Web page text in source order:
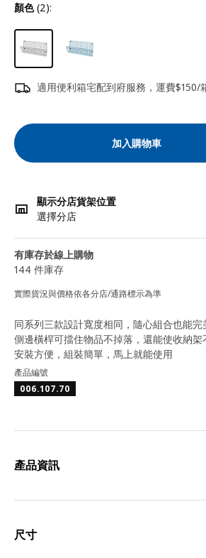
顏色(2):
適用便利箱宅配到府服務，運費$150/
加入購物車
顯示分店貨架位置
選擇分店
有庫存於線上購物
144 件庫存
實際貨況與價格依各分店/通路標示為準
同系列三款設計寬度相同，隨心組合也能完
側邊橫桿可擋住物品不掉落，還能使收納架
安裝方便，組裝簡單，馬上就能使用
產品編號
006.107.70
產品資訊
尺寸